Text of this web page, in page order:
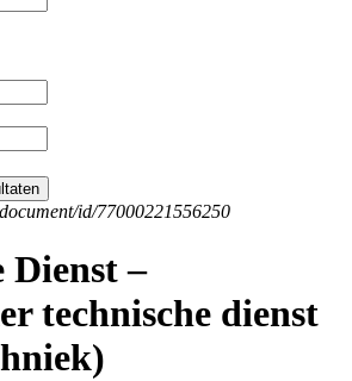
Dienst –
technische dienst